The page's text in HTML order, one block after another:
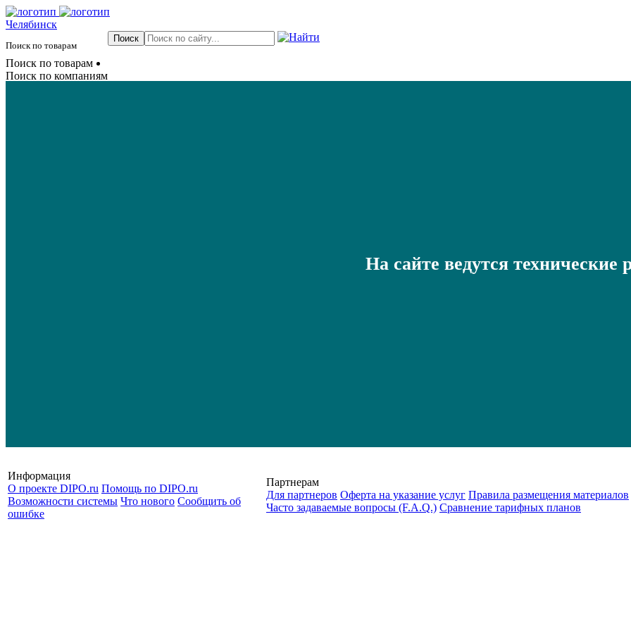
Челябинск
Поиск по товарам
Поиск по товарам
Поиск по компаниям
На сайте ведутся технические
Информация
О проекте DIPO.ru Помощь по DIPO.ru
Возможности системы Что нового Сообщить об
ошибке
Партнерам
Для партнеров Оферта на указание услуг Правила размещения материалов
Часто задаваемые вопросы (F.A.Q.) Cравнение тарифных планов